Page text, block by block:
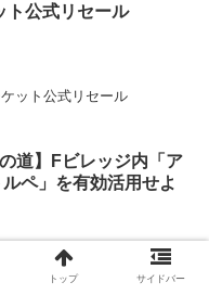
ト公式リセール
ット公式リセール
の道】Fビレッジ内「ア
ペ」を有効活用せよ
でしょうか? 球場に持ち込
スコン内にもあるよ）が売
トップ サイドバー